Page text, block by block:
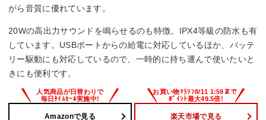
がら音質に優れています。
20Wの高出力サウンドを鳴らせるのも特徴。IPX4等級の防水も有
しています。USBポートからの給電に対応しているほか、バッテ
リー駆動にも対応しているので、一時的に持ち運んで使いたいと
きにも便利です。
Amazonで見る 楽天市場で見る